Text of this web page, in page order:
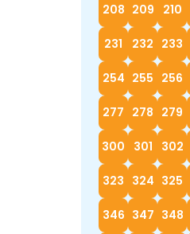
208 209 210
231 232 233
254 255 256
277 278 279
300 301 302
323 324 325
346 347 348